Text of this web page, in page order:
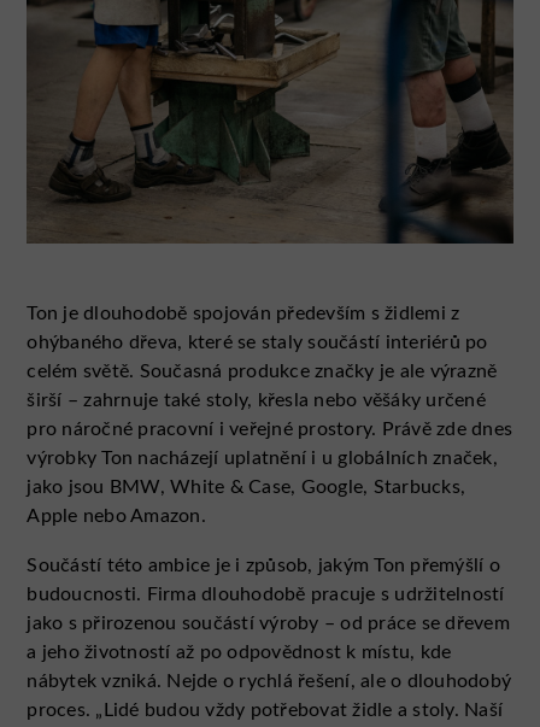
Ton je dlouhodobě spojován především s židlemi z
ohýbaného dřeva, které se staly součástí interiérů po
celém světě. Současná produkce značky je ale výrazně
širší – zahrnuje také stoly, křesla nebo věšáky určené
pro náročné pracovní i veřejné prostory. Právě zde dnes
výrobky Ton nacházejí uplatnění i u globálních značek,
jako jsou BMW, White & Case, Google, Starbucks,
Apple nebo Amazon.
Součástí této ambice je i způsob, jakým Ton přemýšlí o
budoucnosti. Firma dlouhodobě pracuje s udržitelností
jako s přirozenou součástí výroby – od práce se dřevem
a jeho životností až po odpovědnost k místu, kde
nábytek vzniká. Nejde o rychlá řešení, ale o dlouhodobý
proces. „Lidé budou vždy potřebovat židle a stoly. Naší